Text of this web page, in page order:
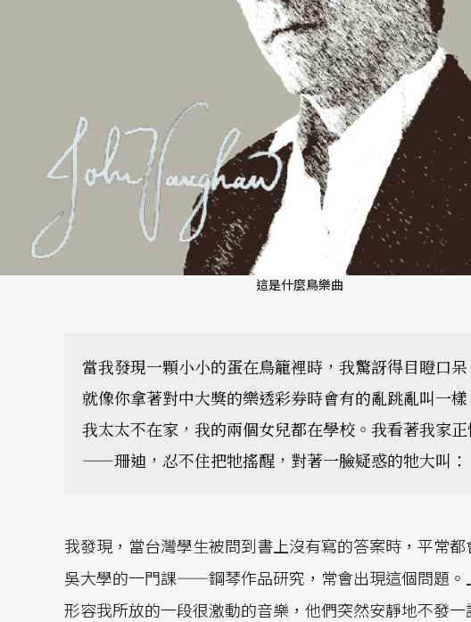
這是什麼鳥樂曲
當我發現一顆小小的蛋在鳥籠裡時，我驚訝得目瞪口
就像你拿著對中大獎的樂透彩券時會有的亂跳亂叫一
我太太不在家，我的兩個女兒都在學校。我看著我家
——珊迪，忍不住把牠搖醒，對著一臉疑惑的牠大叫：
我發現，當台灣學生被問到書上沒有寫的答案時，平常
吳大學的一門課——鋼琴作品研究，常會出現這個問題。
形容我所放的一段很激動的音樂，他們突然安靜地不發